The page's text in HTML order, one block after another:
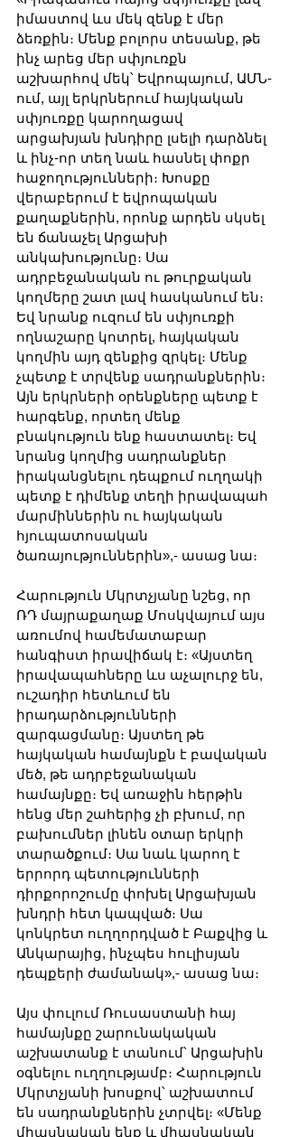
իմաստով ևս մեկ զենք է մեր
ձեռքին։ Մենք բոլորս տեսանք, թե
ինչ արեց մեր սփյուռքն
աշխարհով մեկ՝ Եվրոպայում, ԱՄՆ-
ում, այլ երկրներում հայկական
սփյուռքը կարողացավ
արցախյան խնդիրը լսելի դարձնել
և ինչ-որ տեղ նաև հասնել փոքր
հաջողությունների։ Խոսքը
վերաբերում է եվրոպական
քաղաքներին, որոնք արդեն սկսել
են ճանաչել Արցախի
անկախությունը։ Սա
ադրբեջանական ու թուրքական
կողմերը շատ լավ հասկանում են։
Եվ նրանք ուզում են սփյուռքի
ողնաշարը կոտրել, հայկական
կողմին այդ զենքից զրկել։ Մենք
չպետք է տրվենք սադրանքներին։
Այն երկրների օրենքները պետք է
հարգենք, որտեղ մենք
բնակություն ենք հաստատել։ Եվ
նրանց կողմից սադրանքներ
իրականցնելու դեպքում ուղղակի
պետք է դիմենք տեղի իրավապահ
մարմիններին ու հայկական
հյուպատոսական
ծառայություններին»,- ասաց նա։
Հարություն Մկրտչյանը նշեց, որ
ՌԴ մայրաքաղաք Մոսկվայում այս
առումով համեմատաբար
հանգիստ իրավիճակ է։ «Այստեղ
իրավապահները ևս աչալուրջ են,
ուշադիր հետևում են
իրադարձությունների
զարգացմանը։ Այստեղ թե
հայկական համայնքն է բավական
մեծ, թե ադրբեջանական
համայնքը։ Եվ առաջին հերթին
հենց մեր շահերից չի բխում, որ
բախումներ լինեն օտար երկրի
տարածքում։ Սա նաև կարող է
երրորդ պետությունների
դիրքորոշումը փոխել Արցախյան
խնդրի հետ կապված։ Սա
կոնկրետ ուղղորդված է Բաքվից և
Անկարայից, ինչպես հուլիսյան
դեպքերի ժամանակ»,- ասաց նա։
Այս փուլում Ռուսաստանի հայ
համայնքը շարունակական
աշխատանք է տանում՝ Արցախին
օգնելու ուղղությամբ։ Հարություն
Մկրտչյանի խոսքով՝ աշխատում
են սադրանքներին չտրվել։ «Մենք
միասնական ենք և միասնական